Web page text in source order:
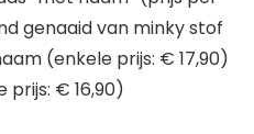
genaaid van minky stof
(enkele prijs: € 17,90)
prijs: € 16,90)